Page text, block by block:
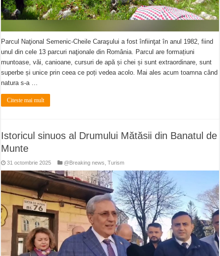
Parcul Naţional Semenic-Cheile Caraşului a fost înfiinţat în anul 1982, fiind
unul din cele 13 parcuri naţionale din România. Parcul are formațiuni
muntoase, văi, canioane, cursuri de apă și chei și sunt extraordinare, sunt
superbe și unice prin ceea ce poți vedea acolo. Mai ales acum toamna când
natura s-a …
Citeste mai mult
Istoricul sinuos al Drumului Mătăsii din Banatul de
Munte
31 octombrie 2025 @Breaking news ,Turism